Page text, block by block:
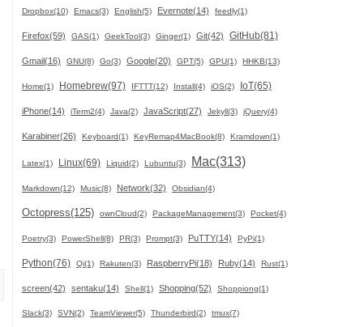
Dropbox(10) Emacs(3) English(5) Evernote(14) feedly(1)
Firefox(59) GAS(1) GeekTool(3) Ginger(1) Git(42) GitHub(81)
Gmail(16) GNU(8) Go(3) Google(20) GPT(5) GPU(1) HHKB(13)
Home(1) Homebrew(97) IFTTT(12) Install(4) iOS(2) IoT(65)
iPhone(14) iTerm2(4) Java(2) JavaScript(27) Jekyll(3) jQuery(4)
Karabiner(26) Keyboard(1) KeyRemap4MacBook(8) Kramdown(1)
Latex(1) Linux(69) Liquid(2) Lubuntu(3) Mac(313)
Markdown(12) Music(8) Network(32) Obsidian(4)
Octopress(125) ownCloud(2) PackageManagement(3) Pocket(4)
Poetry(3) PowerShell(8) PR(3) Prompt(3) PuTTY(14) PyPi(1)
Python(76) Qi(1) Rakuten(3) RaspberryPi(18) Ruby(14) Rust(1)
screen(42) sentaku(14) Shell(1) Shopping(52) Shoppiong(1)
Slack(3) SVN(2) TeamViewer(5) Thunderbird(2) tmux(7)